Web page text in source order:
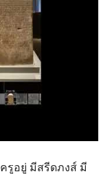
รูอยู่ มีสรีดภงส์ มี